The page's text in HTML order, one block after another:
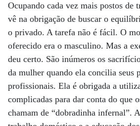
Ocupando cada vez mais postos de
vê na obrigação de buscar o
o privado. A tarefa não é fácil. O
oferecido era o masculino. Mas a
deu certo. São inúmeros os
da mulher quando ela concilia seus
profissionais. Ela é obrigada a
complicadas para dar conta do que
chamam de “dobradinha infernal”.